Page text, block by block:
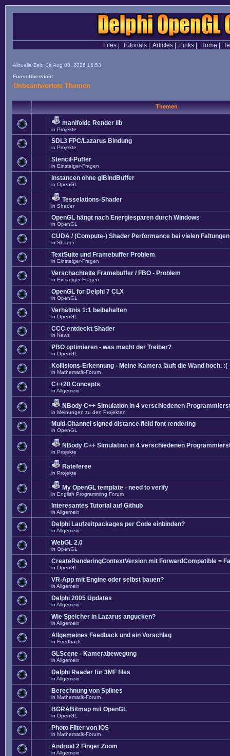
Files| Tutorials| Articles| Links| Home
Aktuelle Zeit: Sa Aug 08, 2026 15:53
Foren-Übersicht
Unbeantwortete Themen
Themen
manifoldc Render lib
in Projekte
SDL3 FPC/Lazarus Bindung
in Projekte
Stencil-Puffer
in Einsteiger-Fragen
Instancen ohne glBindBuffer
in OpenGL
Tesselations-Shader
in Shader
OpenGL hängt nach Energiesparen durch Windows
in OpenGL
CUDA / (Compute-) Shader Performance bei vielen Faltungen
in Shader
TextSuite und Framebuffer Problem
in Einsteiger-Fragen
Verschachtelte Framebuffer / FBO - Problem
in Einsteiger-Fragen
OpenGL for Delphi 7 CLX
in OpenGL
Verhältnis 1:1 beibehalten
in OpenGL
CCC entdeckt Shader
in News
PBO optimieren - was macht der Treiber?
in OpenGL
Kollisions-Erkennung - Meine Kamera läuft die Wand hoch. :(
in Mathematik-Forum
C++20 Concepts
in Allgemein
NBody C++ Simulation in 4 verschiedenen
in Meinungen zu den Projekten
Multi-Channel signed distance field font rendering
in OpenGL
NBody C++ Simulation in 4 verschiedenen
in Projekte
Rateferee
in Projekte
My OpenGL template - need to verify
in English Programming Forum
Interesantes Tutorial auf Github
in Allgemein
Delphi Laufzeitpackages per Code einbinden?
in Allgemein
WebGL 2.0
in OpenGL
CreateRenderingContextVersion mit ForwardCompatible =
in OpenGL
VR-App mit Engine oder selbst bauen?
in Allgemein
Delphi 2005 Updates
in Allgemein
Wie Speicher in Lazarus angucken?
in Allgemein
Allgemeines Feedback und ein Vorschlag
in Feedback
GLScene - Kamerabewegung
in Allgemein
Delphi Reader für 3MF files
in Allgemein
Berechnung von Splines
in Mathematik-Forum
BGRABitmap mit OpenGL
in OpenGL
Photo FIlter von iOS
in Mathematik-Forum
Android 2 Finger Zoom
in Allgemein